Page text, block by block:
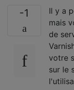
-1
Il y a
mais
de
votre
sur le